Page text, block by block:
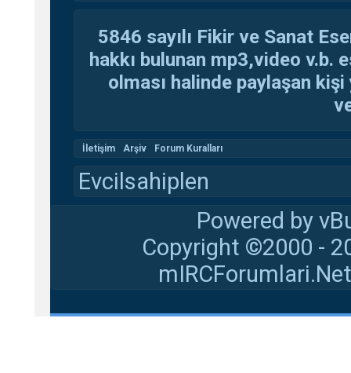
5846 sayılı Fikir ve Sanat
hakkı bulunan mp3,video v.b.
olması halinde paylaşan
İletişim Arşiv Forum Kuralları
Evcilsahiplen
Powered by
Copyright ©2000 -